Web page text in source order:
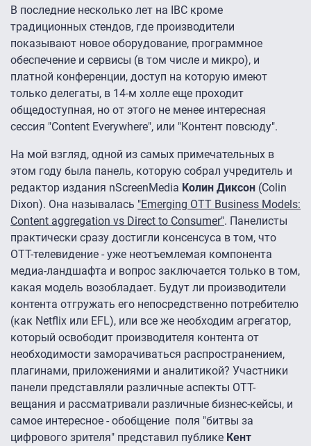
В последние несколько лет на IBC кроме
традиционных стендов, где производители
показывают новое оборудование, программное
обеспечение и сервисы (в том числе и микро), и
платной конференции, доступ на которую имеют
только делегаты, в 14-м холле еще проходит
общедоступная, но от этого не менее интересная
сессия "Content Everywhere", или "Контент повсюду".
На мой взгляд, одной из самых примечательных в
этом году была панель, которую собрал учредитель и
редактор издания nScreenMedia Колин Диксон (Colin
Dixon). Она называлась "Emerging OTT Business Models:
Content aggregation vs Direct to Consumer". Панелисты
практически сразу достигли консенсуса в том, что
ОТТ-телевидение - уже неотъемлемая компонента
медиа-ландшафта и вопрос заключается только в том,
какая модель возобладает. Будут ли производители
контента отгружать его непосредственно потребителю
(как Netflix или EFL), или все же необходим агрегатор,
который освободит производителя контента от
необходимости заморачиваться распространением,
плагинами, приложениями и аналитикой? Участники
панели представляли различные аспекты ОТТ-
вещания и рассматривали различные бизнес-кейсы, и
самое интересное - обобщение поля "битвы за
цифрового зрителя" представил публике Кент